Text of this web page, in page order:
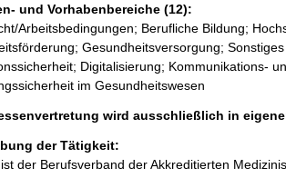
und Vorhabenbereiche (12):
Arbeitsbedingungen; Berufliche Bildung;
Gesundheitsversorgung;
Digitalisierung; Kommunikations-
im Gesundheitswesen
wird ausschließlich in
der Tätigkeit:
der Berufsverband der Akkreditierten